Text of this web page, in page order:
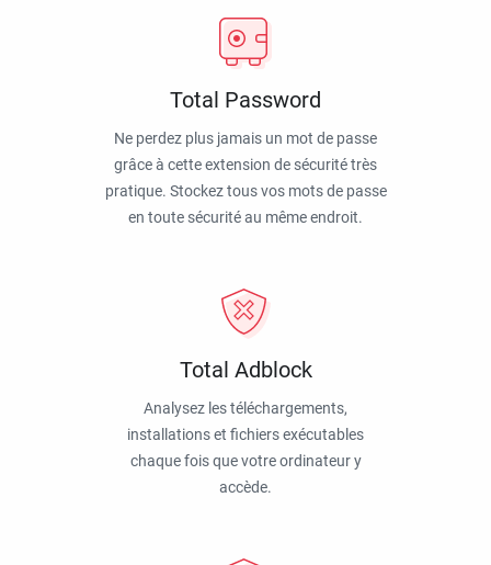
Total Password
Ne perdez plus jamais un mot de passe
grâce à cette extension de sécurité très
pratique. Stockez tous vos mots de passe
en toute sécurité au même endroit.
Total Adblock
Analysez les téléchargements,
installations et fichiers exécutables
chaque fois que votre ordinateur y
accède.